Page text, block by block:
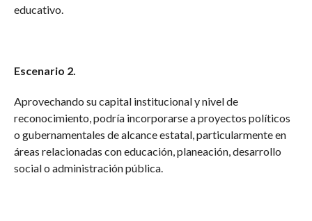
educativo.
Escenario 2.
Aprovechando su capital institucional y nivel de
reconocimiento, podría incorporarse a proyectos políticos
o gubernamentales de alcance estatal, particularmente en
áreas relacionadas con educación, planeación, desarrollo
social o administración pública.